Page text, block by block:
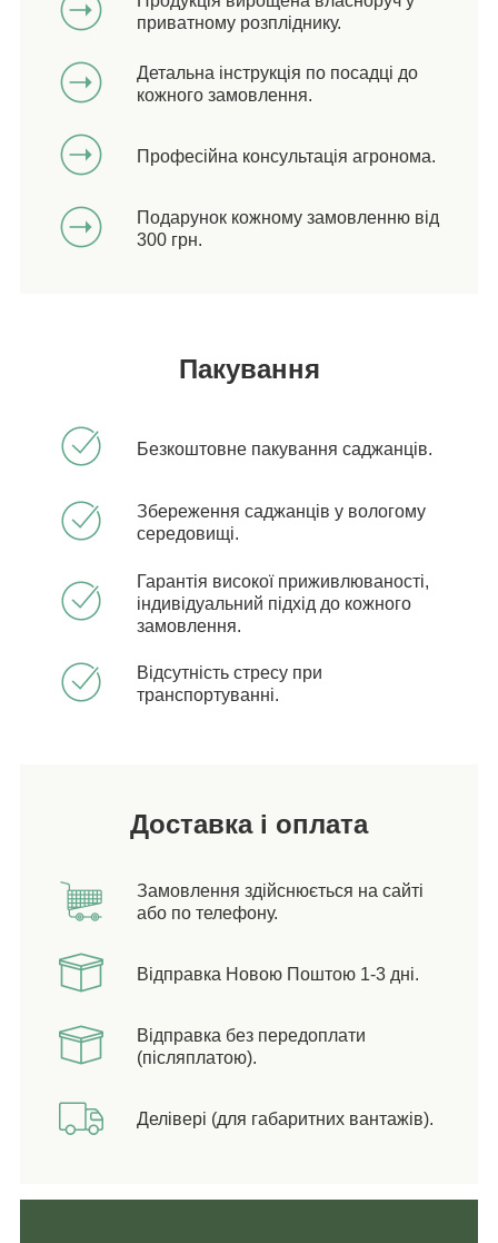
приватному розпліднику.
Детальна інструкція по посадці до
кожного замовлення.
Професійна консультація агронома.
Подарунок кожному замовленню від
300 грн.
Пакування
Безкоштовне пакування саджанців.
Збереження саджанців у вологому
середовищі.
Гарантія високої приживлюваності,
індивідуальний підхід до кожного
замовлення.
Відсутність стресу при
транспортуванні.
Доставка і оплата
Замовлення здійснюється на сайті
або по телефону.
Відправка Новою Поштою 1-3 дні.
Відправка без передоплати
(післяплатою).
Делівері (для габаритних вантажів).